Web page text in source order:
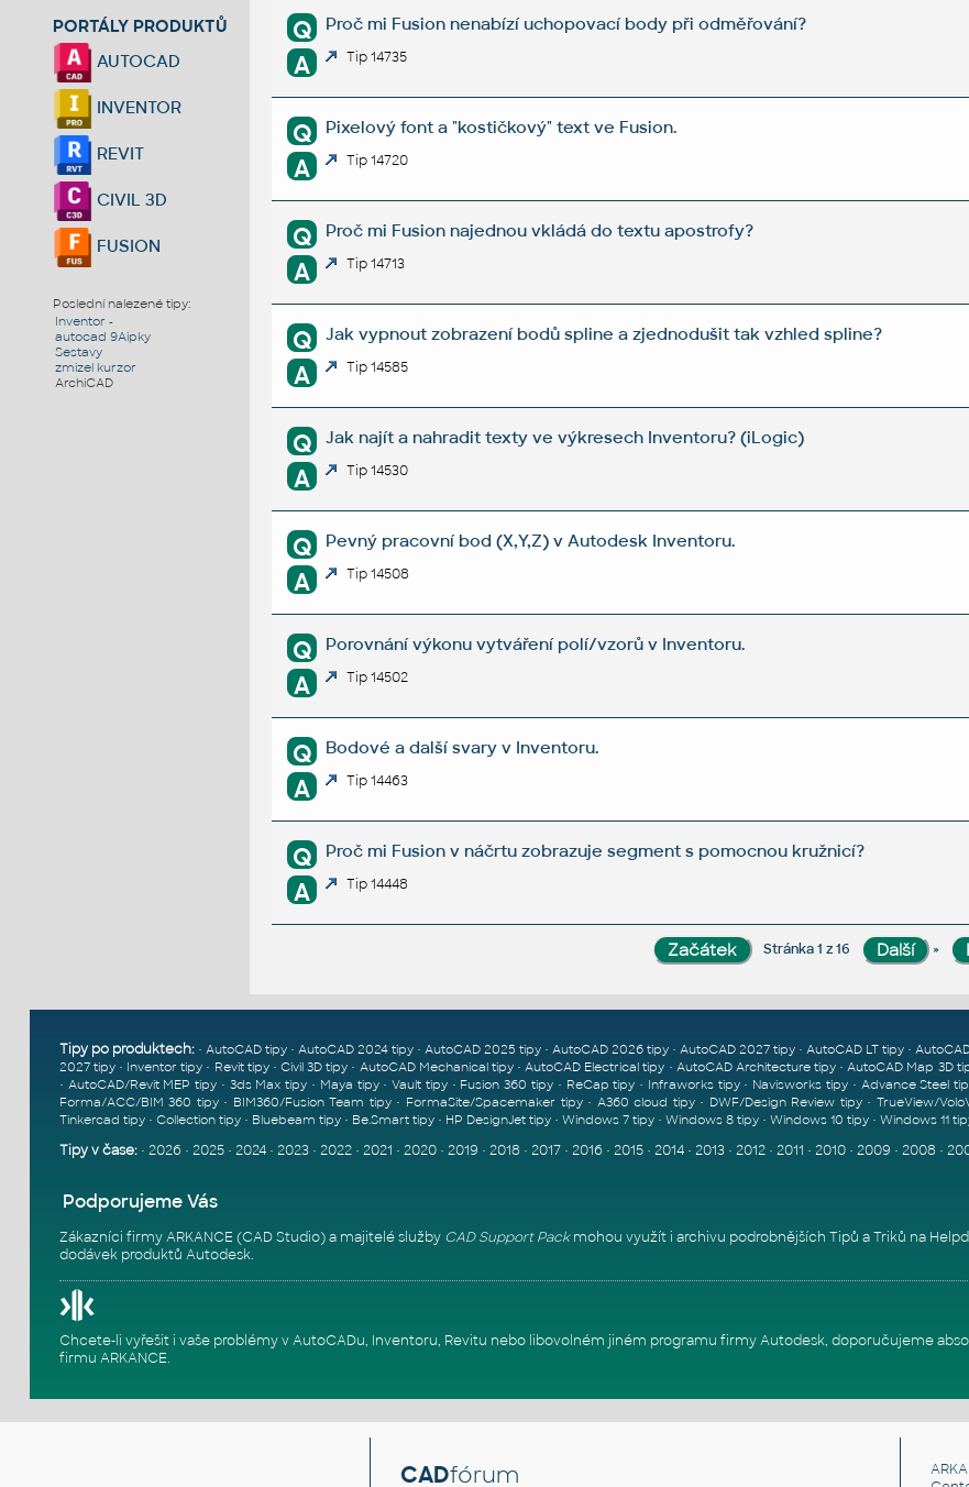
PORTÁLY PRODUKTŮ
AUTOCAD
INVENTOR
REVIT
CIVIL 3D
FUSION
Poslední nalezené tipy:
Inventor -
autocad 9Aipky
Sestavy
zmizel kurzor
ArchiCAD
Q Proč mi Fusion nenabízí uchopovací body při odměřování?
A Tip 14735
Q Pixelový font a "kostičkový" text ve Fusion.
A Tip 14720
Q Proč mi Fusion najednou vkládá do textu apostrofy?
A Tip 14713
Q Jak vypnout zobrazení bodů spline a zjednodušit tak vzhled spline?
A Tip 14585
Q Jak najít a nahradit texty ve výkresech Inventoru? (iLogic)
A Tip 14530
Q Pevný pracovní bod (X,Y,Z) v Autodesk Inventoru.
A Tip 14508
Q Porovnání výkonu vytváření polí/vzorů v Inventoru.
A Tip 14502
Q Bodové a další svary v Inventoru.
A Tip 14463
Q Proč mi Fusion v náčrtu zobrazuje segment s pomocnou kružnicí?
A Tip 14448
Stránka 1 z 16 »
Tipy po produktech:• AutoCAD tipy• AutoCAD 2024 tipy• AutoCAD 2025 tipy• AutoCAD 2026 tipy •AutoCAD 2027 tipy •AutoCAD LT tipy •
2027 tipy• Inventor tipy • Revit tipy•Civil 3D tipy • AutoCAD Mechanical tipy•AutoCAD Electrical tipy • AutoCAD Architecture tipy•AutoCAD Map 3D
• AutoCAD/Revit MEP tipy • 3ds Max tipy • Maya tipy•Vault tipy• Fusion 360 tipy • ReCap tipy • Infraworks tipy• Navisworks tipy • Advance Steel
Forma/ACC/BIM 360 tipy• BIM360/Fusion Team tipy• FormaSite/Spacemaker tipy• A360 cloud tipy• DWF/Design Review tipy• TrueView/
Tinkercad tipy• Collection tipy• Bluebeam tipy• Be.Smart tipy• HP DesignJet tipy• Windows 7 tipy• Windows 8 tipy• Windows 10 tipy• Windows 11
Tipy v čase:• 2026• 2025• 2024• 2023• 2022• 2021 • 2020• 2019 • 2018 • 2017• 2016• 2015• 2014• 2013• 2012• 2011 • 2010• 2009 • 2008 •
Podporujeme Vás
Zákazníci firmy ARKANCE (CAD Studio) a majitelé služby CAD Support Packmohou využít i archivu podrobnějších Tipů a Triků na
dodávek produktů Autodesk.
Chcete-li vyřešit i vaše problémy v AutoCADu, Inventoru, Revitu nebo libovolném jiném programu firmy Autodesk, doporučujeme
firmu ARKANCE.
CADfórum